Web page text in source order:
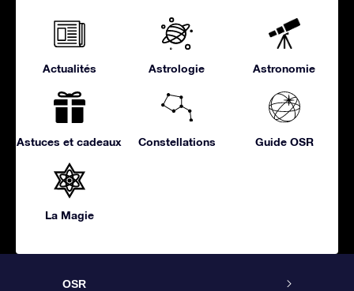
Actualités Astrologie Astronomie
Astuces et cadeaux Constellations Guide OSR
La Magie
OSR